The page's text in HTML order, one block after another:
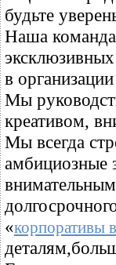
будьте
Наша команда
в
Мы
креативом,
Мы всегда
амбициозные
«корпоративы